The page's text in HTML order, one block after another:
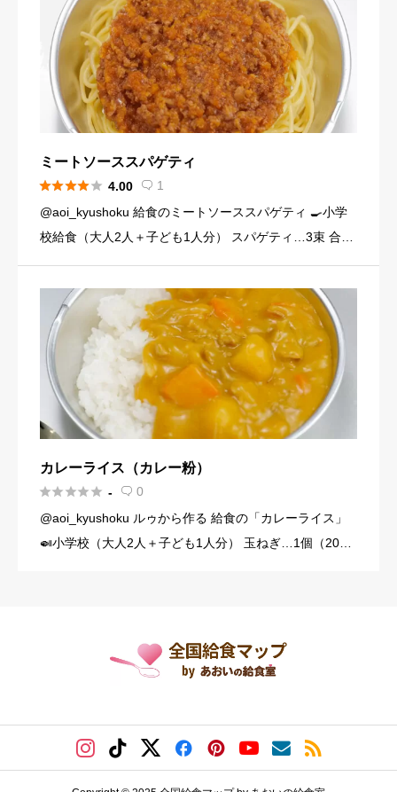
ミートソーススパゲティ
 4.00  1
@aoi_kyushoku 給食のミートソーススパゲティ 🍳小学
校給食（大人2人＋子ども1人分） スパゲティ…3束 合い
（120g） にんにくチューブ…少々（1 […]
カレーライス（カレー粉）
 -  0
@aoi_kyushoku ルゥから作る 給食の「カレーライス」
🍛小学校（大人2人＋子ども1人分） 玉ねぎ…1個（200